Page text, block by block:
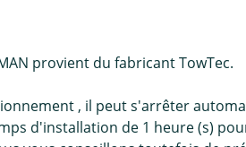
provient du fabricant TowTec.
, il peut s'arrêter
d'installation de 1 heure (s)